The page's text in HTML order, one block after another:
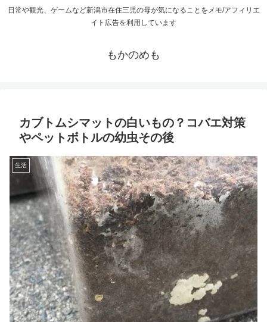
日常や観光、ゲームなど新潟市在住三児の母が気になることをメモ/アフィリエ
イト広告を利用しています
もかのめも
カブトムシマットの白いもの？コバエ対策
やペットボトルの幼虫その後
生活